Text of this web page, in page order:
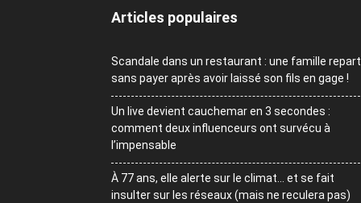
Articles populaires
Scandale dans un restaurant : une famille repart
sans payer après avoir laissé son fils en gage !
Un live devient cauchemar en 3 secondes :
comment deux influenceurs ont survécu à
l’impensable
À 77 ans, elle alerte sur le climat… et se fait
insulter sur les réseaux (mais ne reculera pas)